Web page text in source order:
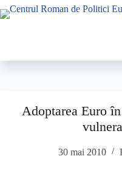
Adoptarea Euro
30 mai 2010